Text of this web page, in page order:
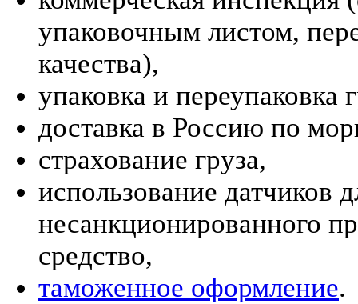
упаковочным листом,
качества),
упаковка и переупаковка
доставка в Россию по
страхование груза,
использование датчиков
несанкционированного
средство,
таможенное оформление.